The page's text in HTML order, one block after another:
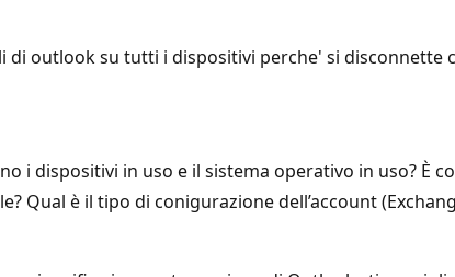
outlook su tutti i dispositivi perche' si disconnette
i dispositivi in uso e il sistema operativo in uso? È
è il tipo di conigurazione dell’account